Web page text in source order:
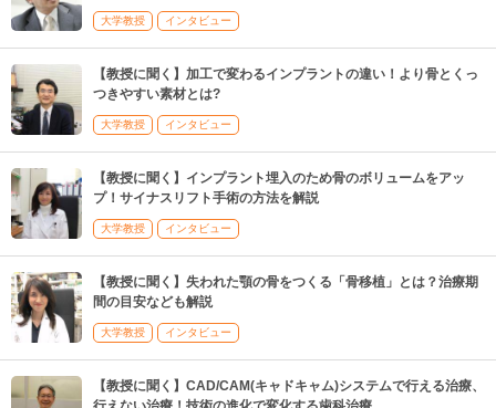
大学教授 インタビュー
【教授に聞く】加工で変わるインプラントの違い！より骨とくっ
つきやすい素材とは?
大学教授 インタビュー
【教授に聞く】インプラント埋入のため骨のボリュームをアッ
プ！サイナスリフト手術の方法を解説
大学教授 インタビュー
【教授に聞く】失われた顎の骨をつくる「骨移植」とは？治療期
間の目安なども解説
大学教授 インタビュー
【教授に聞く】CAD/CAM(キャドキャム)システムで行える治療、